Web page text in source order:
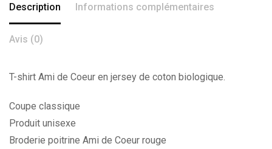
Description Informations complémentaires
Avis (0)
T-shirt Ami de Coeur en jersey de coton biologique.
Coupe classique
Produit unisexe
Broderie poitrine Ami de Coeur rouge